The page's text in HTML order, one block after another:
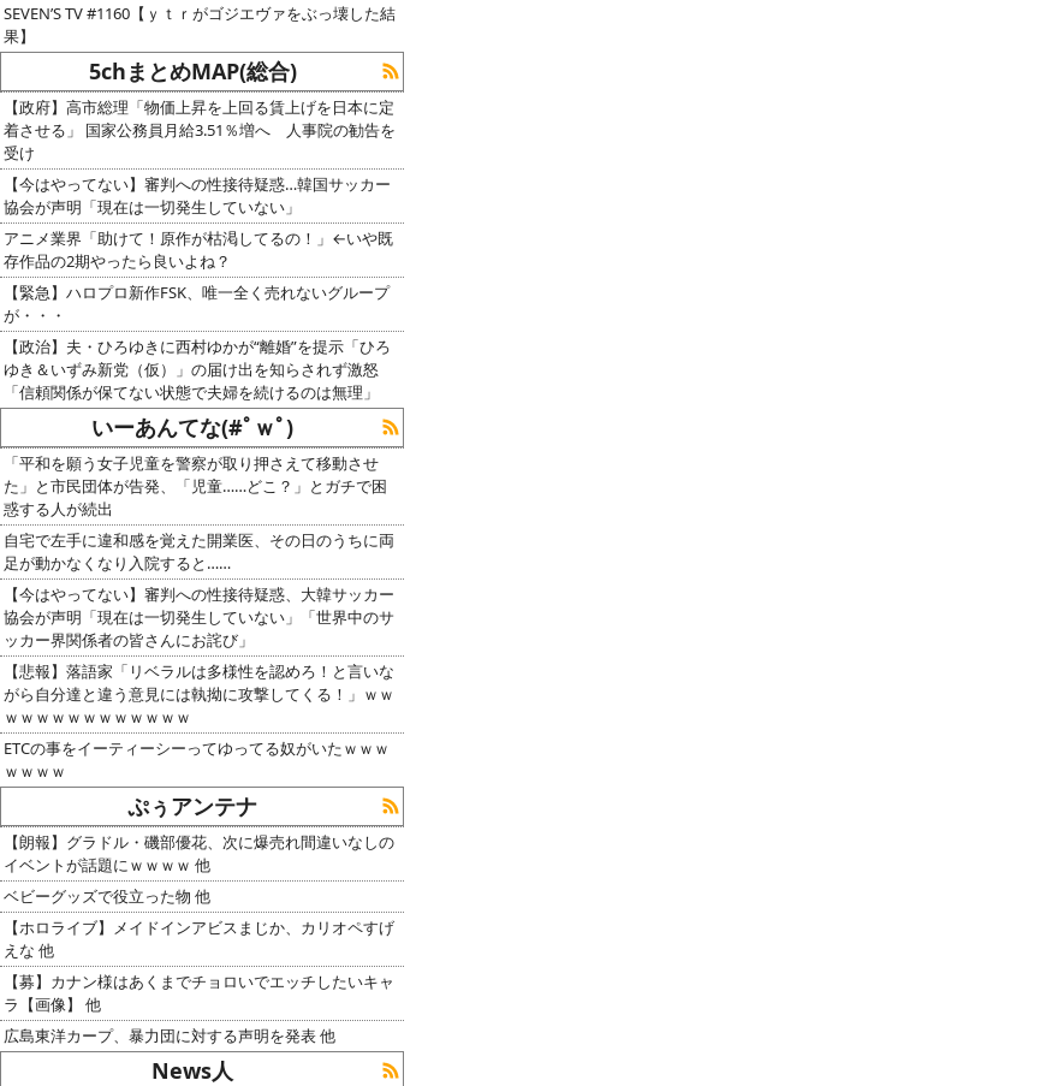
SEVEN’S TV #1160【ｙｔｒがゴジエヴァをぶっ壊した結
果】
5chまとめMAP(総合)
【政府】高市総理「物価上昇を上回る賃上げを日本に定
着させる」 国家公務員月給3.51％増へ 人事院の勧告を
受け
【今はやってない】審判への性接待疑惑…韓国サッカー
協会が声明「現在は一切発生していない」
アニメ業界「助けて！原作が枯渇してるの！」←いや既
存作品の2期やったら良いよね？
【緊急】ハロプロ新作FSK、唯一全く売れないグループ
が・・・
【政治】夫・ひろゆきに西村ゆかが“離婚”を提示「ひろ
ゆき＆いずみ新党（仮）」の届け出を知らされず激怒
「信頼関係が保てない状態で夫婦を続けるのは無理」
いーあんてな(#ﾟｗﾟ)
「平和を願う女子児童を警察が取り押さえて移動させ
た」と市民団体が告発、「児童……どこ？」とガチで困
惑する人が続出
自宅で左手に違和感を覚えた開業医、その日のうちに両
足が動かなくなり入院すると……
【今はやってない】審判への性接待疑惑、大韓サッカー
協会が声明「現在は一切発生していない」「世界中のサ
ッカー界関係者の皆さんにお詫び」
【悲報】落語家「リベラルは多様性を認めろ！と言いな
がら自分達と違う意見には執拗に攻撃してくる！」ｗｗ
ｗｗｗｗｗｗｗｗｗｗｗｗ
ETCの事をイーティーシーってゆってる奴がいたｗｗｗ
ｗｗｗｗ
ぷぅアンテナ
【朗報】グラドル・磯部優花、次に爆売れ間違いなしの
イベントが話題にｗｗｗｗ 他
ベビーグッズで役立った物 他
【ホロライブ】メイドインアビスまじか、カリオペすげ
えな 他
【募】カナン様はあくまでチョロいでエッチしたいキャ
ラ【画像】 他
広島東洋カープ、暴力団に対する声明を発表 他
News人